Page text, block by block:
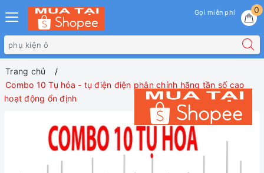
0
Gọi miễn phí
Trang chủ
Combo 10 Tụ hóa - tụ điện điện phân chính hãng tần số cao
hoạt động ổn định